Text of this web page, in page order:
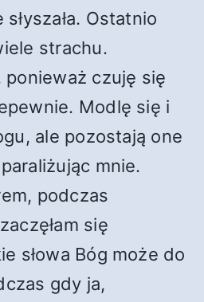
Ostatnio
strachu.
ponieważ czuję się
Modlę się i
ale pozostają one
mnie.
podczas
się
słowa Bóg może do
gdy ja,